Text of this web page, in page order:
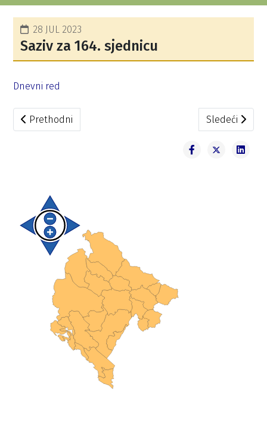
28 JUL 2023
Saziv za 164. sjednicu
Dnevni red
Prethodni članak: Saziv za 165. sjednicu
Prethodni Sledeći
Sledeći